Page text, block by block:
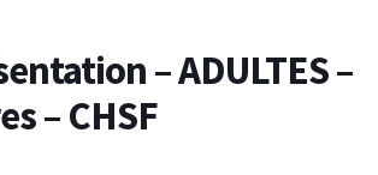
– ADULTES –
– CHSF